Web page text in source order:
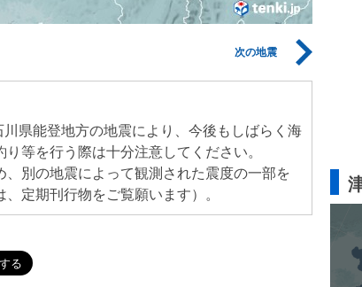
次の地震
県能登地方の地震により、今後もしばらく海
等を行う際は十分注意してください。
別の地震によって観測された震度の一部を
定期刊行物をご覧願います）。